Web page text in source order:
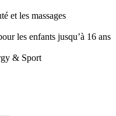
et les massages
les enfants jusqu’à 16 ans
& Sport